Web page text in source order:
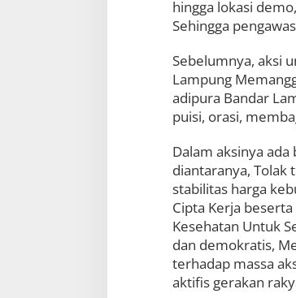
hingga lokasi
Sehingga
Sebelumnya, aksi
Lampung
adipura Bandar
puisi, orasi,
Dalam aksinya
diantaranya, Tolak
stabilitas harga
Cipta Kerja
Kesehatan Untuk
dan demokratis,
terhadap massa
aktifis gerakan